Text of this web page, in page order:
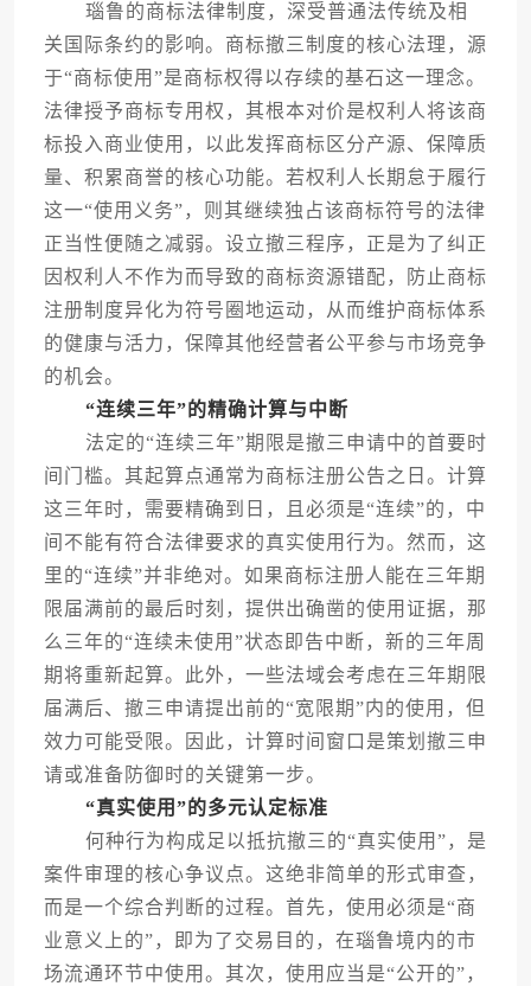
瑙鲁的商标法律制度，深受普通法传统及相
关国际条约的影响。商标撤三制度的核心法理，源
于“商标使用”是商标权得以存续的基石这一理念。
法律授予商标专用权，其根本对价是权利人将该商
标投入商业使用，以此发挥商标区分产源、保障质
量、积累商誉的核心功能。若权利人长期怠于履行
这一“使用义务”，则其继续独占该商标符号的法律
正当性便随之减弱。设立撤三程序，正是为了纠正
因权利人不作为而导致的商标资源错配，防止商标
注册制度异化为符号圈地运动，从而维护商标体系
的健康与活力，保障其他经营者公平参与市场竞争
的机会。
“连续三年”的精确计算与中断
法定的“连续三年”期限是撤三申请中的首要时
间门槛。其起算点通常为商标注册公告之日。计算
这三年时，需要精确到日，且必须是“连续”的，中
间不能有符合法律要求的真实使用行为。然而，这
里的“连续”并非绝对。如果商标注册人能在三年期
限届满前的最后时刻，提供出确凿的使用证据，那
么三年的“连续未使用”状态即告中断，新的三年周
期将重新起算。此外，一些法域会考虑在三年期限
届满后、撤三申请提出前的“宽限期”内的使用，但
效力可能受限。因此，计算时间窗口是策划撤三申
请或准备防御时的关键第一步。
“真实使用”的多元认定标准
何种行为构成足以抵抗撤三的“真实使用”，是
案件审理的核心争议点。这绝非简单的形式审查，
而是一个综合判断的过程。首先，使用必须是“商
业意义上的”，即为了交易目的，在瑙鲁境内的市
场流通环节中使用。其次，使用应当是“公开的”，